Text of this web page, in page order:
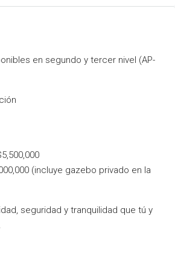
en segundo y tercer nivel (AP-
(incluye gazebo privado en la
seguridad y tranquilidad que tú y